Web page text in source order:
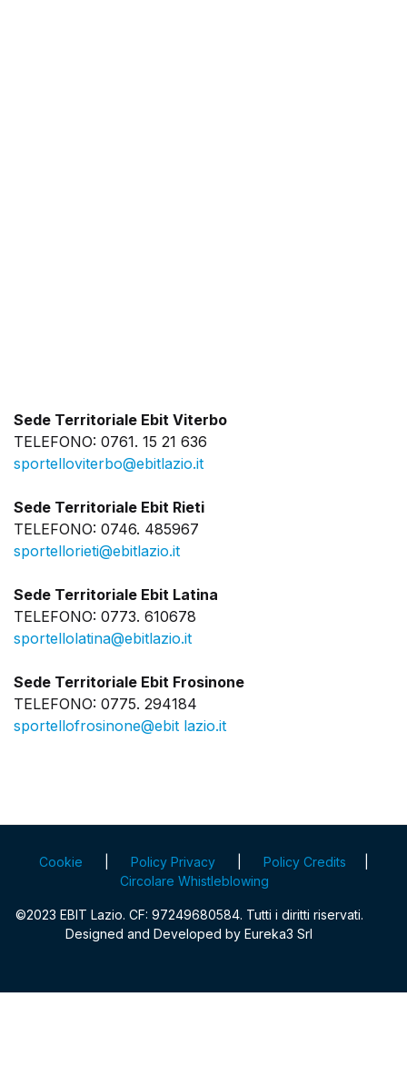
Sede Territoriale Ebit Viterbo
TELEFONO: 0761. 15 21 636
sportelloviterbo@ebitlazio.it
Sede Territoriale Ebit Rieti
TELEFONO: 0746. 485967
sportellorieti@ebitlazio.it
Sede Territoriale Ebit Latina
TELEFONO: 0773. 610678
sportellolatina@ebitlazio.it
Sede Territoriale Ebit Frosinone
TELEFONO: 0775. 294184
sportellofrosinone@ebit lazio.it
Cookie Policy Privacy Policy Credits
Circolare Whistleblowing
©2023 EBIT Lazio. CF: 97249680584. Tutti i diritti riservati.
Designed and Developed by Eureka3 Srl